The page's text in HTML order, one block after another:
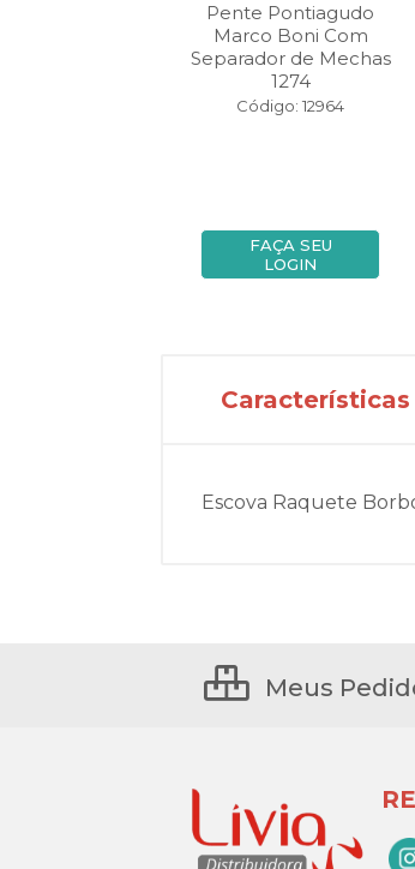
Pente Pontiagudo
Marco Boni Com
Separador de Mechas
1274
Código: 12964
FAÇA SEU
LOGIN
Características
Escova Raquete
Meus